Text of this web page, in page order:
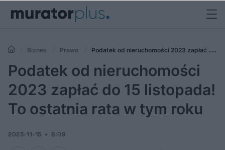
Biznes Prawo
Podatek od nieruchomości 2023 zapłać do
15 listopada! To ostatnia rata w tym roku
Podatek od nieruchomości
2023 zapłać do 15 listopada!
To ostatnia rata w tym roku
2023-11-15 8:09